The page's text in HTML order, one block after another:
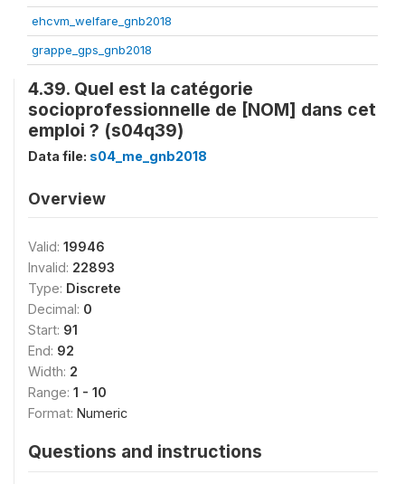
ehcvm_welfare_gnb2018
grappe_gps_gnb2018
4.39. Quel est la catégorie
socioprofessionnelle de [NOM] dans cet
emploi ? (s04q39)
Data file: s04_me_gnb2018
Overview
Valid: 19946
Invalid: 22893
Type: Discrete
Decimal: 0
Start: 91
End: 92
Width: 2
Range: 1 - 10
Format: Numeric
Questions and instructions